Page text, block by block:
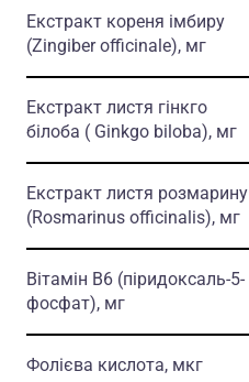
Екстракт кореня імбиру
(Zingiber officinale), мг
Екстракт листя гінкго
білоба ( Ginkgo biloba), мг
Екстракт листя розмарину
(Rosmarinus officinalis), мг
Вітамін В6 (піридоксаль-5-
фосфат), мг
Фолієва кислота, мкг